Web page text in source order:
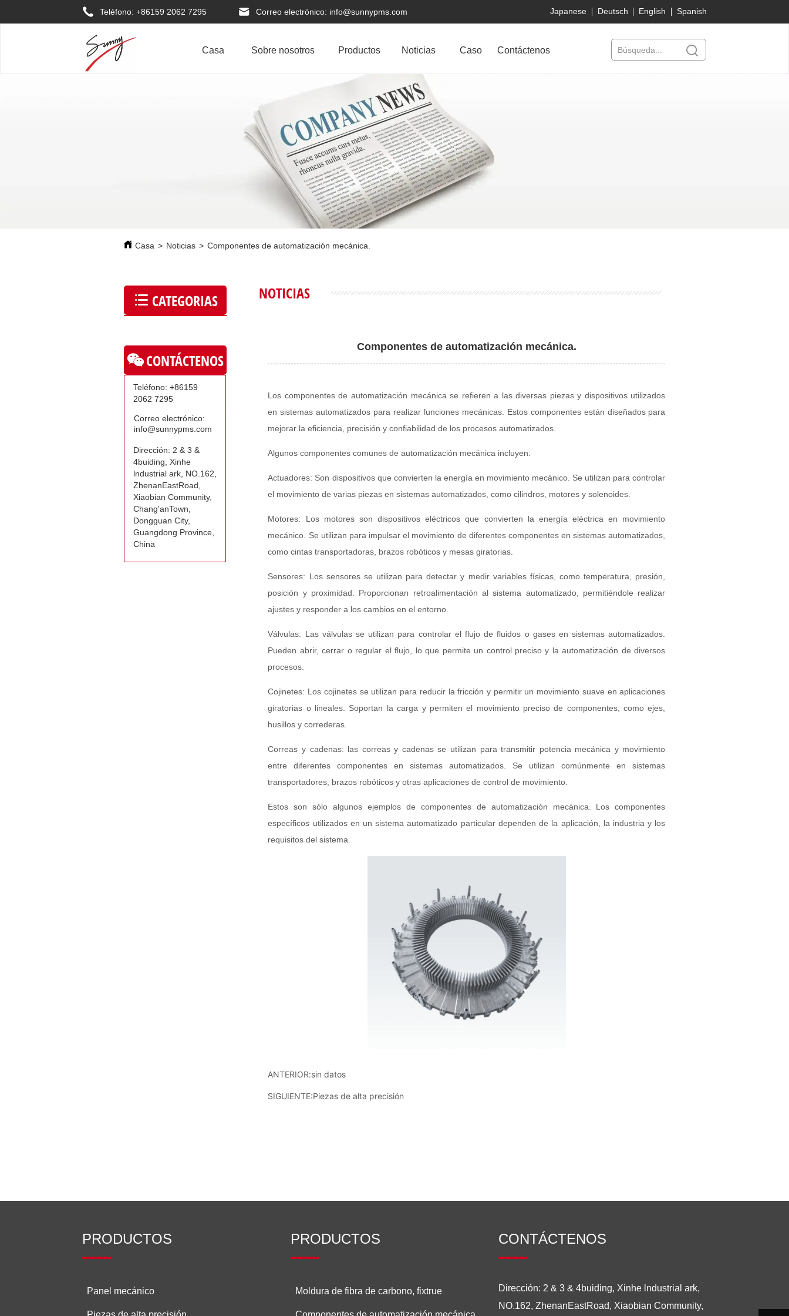
Teléfono: +86159 2062 7295 Correo electrónico: info@sunnypms.com Japanese Deutsch English Spanish
Casa Sobre nosotros Productos Noticias Caso Contáctenos
Casa > Noticias > Componentes de automatización mecánica.
CATEGORIAS
CONTÁCTENOS
Teléfono: +86159
2062 7295
Correo electrónico:
info@sunnypms.com
Dirección: 2 & 3 &
4buiding, Xinhe
lndustrial ark, NO.162,
ZhenanEastRoad,
Xiaobian Community,
Chang'anTown,
Dongguan City,
Guangdong Province,
China
NOTICIAS
Componentes de automatización mecánica.
ANTERIOR:sin datos
SIGUIENTE:Piezas de alta precisión
PRODUCTOS
Panel mecánico
PRODUCTOS
Moldura de fibra de carbono, fixtrue
CONTÁCTENOS
Dirección: 2 & 3 & 4buiding, Xinhe lndustrial ark,
NO.162, ZhenanEastRoad, Xiaobian Community,